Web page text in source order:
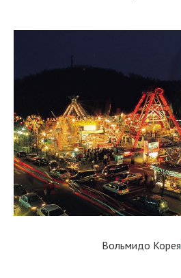
Вольмидо Корея